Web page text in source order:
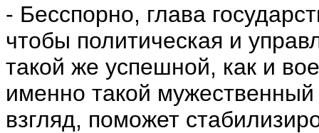
- Бесспорно, глава
чтобы политическая и
такой же успешной, как и
именно такой
взгляд, поможет